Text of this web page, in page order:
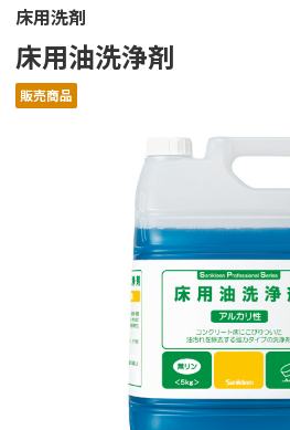
床用洗剤
床用油洗浄剤
販売商品